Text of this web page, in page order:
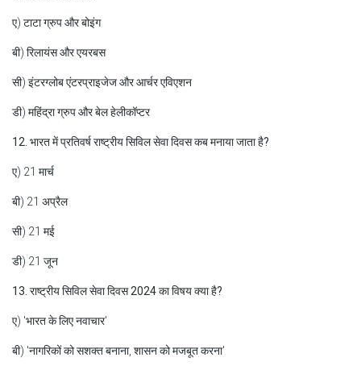
ए) टाटा ग्रुप और बोइंग
बी) रिलायंस और एयरबस
सी) इंटरग्लोब एंटरप्राइजेज और आर्चर एविएशन
डी) महिंद्रा ग्रुप और बेल हेलीकॉप्टर
12. भारत में प्रतिवर्ष राष्ट्रीय सिविल सेवा दिवस कब मनाया जाता है?
ए) 21 मार्च
बी) 21 अप्रैल
सी) 21 मई
डी) 21 जून
13. राष्ट्रीय सिविल सेवा दिवस 2024 का विषय क्या है?
ए) 'भारत के लिए नवाचार'
बी) 'नागरिकों को सशक्त बनाना, शासन को मजबूत करना'